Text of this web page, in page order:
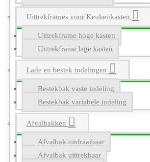
Uittrekframes voor Keukenkasten
Uittrekframe hoge kasten
Uittrekframe lage kasten
Lade en bestek indelingen
Bestekbak vaste indeling
Bestekbak variabele indeling
Afvalbakken
Afvalbak uitdraaibaar
Afvalbak uittrekbaar